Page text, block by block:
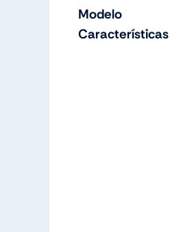
Modelo
Características